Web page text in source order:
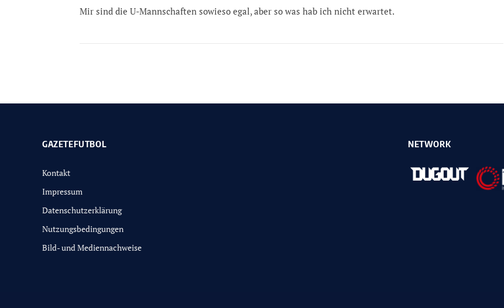
Mir sind die U-Mannschaften sowieso egal, aber so was hab ich nicht erwartet.
GAZETEFUTBOL
Kontakt
Impressum
Datenschutzerklärung
Nutzungsbedingungen
Bild- und Mediennachweise
NETWORK